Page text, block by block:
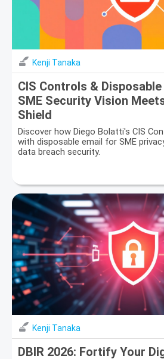
Kenji Tanaka
CIS Controls &
SME Security Vision
Shield
Discover how Diego Bolatti's CIS
with disposable email for SME
data breach security.
Kenji Tanaka
DBIR 2026: Fortify Your